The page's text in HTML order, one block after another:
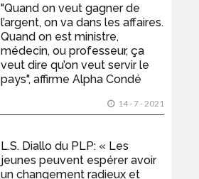
"Quand on veut gagner de
l’argent, on va dans les affaires.
Quand on est ministre,
médecin, ou professeur, ça
veut dire qu’on veut servir le
pays", affirme Alpha Condé
14 - 7 - 2021
L.S. Diallo du PLP: « Les
jeunes peuvent espérer avoir
un changement radieux et